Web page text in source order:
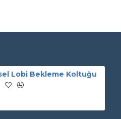
Lobi Bekleme Koltuğu